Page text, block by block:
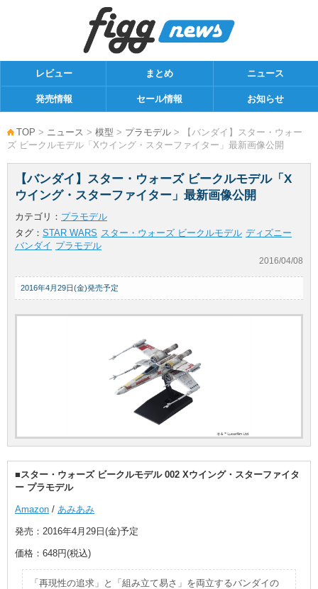
レビュー まとめ ニュース
発売情報 セール情報 お知らせ
TOP > ニュース > 模型 > プラモデル > 【バンダイ】スター・ウォー
ズ ビークルモデル「Xウイング・スターファイター」最新画像公開
【バンダイ】スター・ウォーズ ビークルモデル「X
ウイング・スターファイター」最新画像公開
カテゴリ： プラモデル
タグ： STAR WARS スター・ウォーズ ビークルモデル ディズニー
バンダイ プラモデル
2016/04/08
2016年4月29日(金)発売予定
■スター・ウォーズ ビークルモデル 002 Xウイング・スターファイタ
ー プラモデル
Amazon / あみあみ
発売：2016年4月29日(金)予定
価格：648円(税込)
「再現性の追求」と「組み立て易さ」を両立するバンダイの